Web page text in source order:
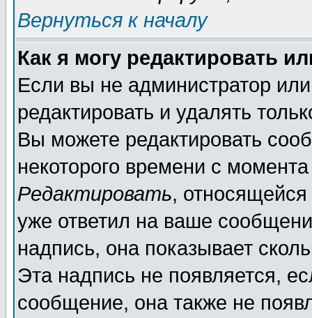
Вернуться к началу
Как я могу редактировать
Если вы не администратор
редактировать и удалять
Вы можете редактировать
некоторого времени с
Редактировать,
уже ответил на ваше
надпись, она показывает
Эта надпись не появляется,
сообщение, она также не